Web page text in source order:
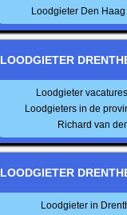
Loodgieter Den
LOODGIETER
Loodgieter
Loodgieters in de
Richard van
LOODGIETER
Loodgieter in